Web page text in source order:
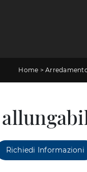
Home >
Richiedi Informazioni